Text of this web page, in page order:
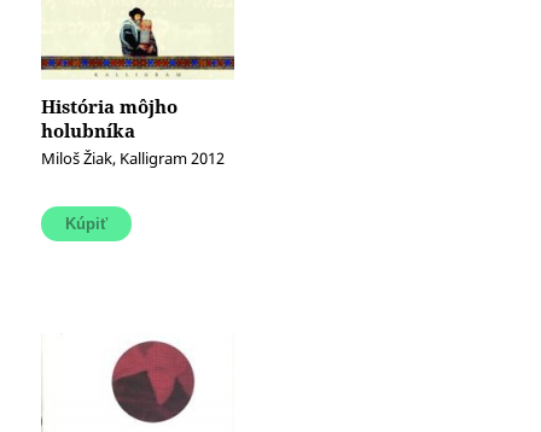
História môjho
holubníka
Miloš Žiak, Kalligram 2012